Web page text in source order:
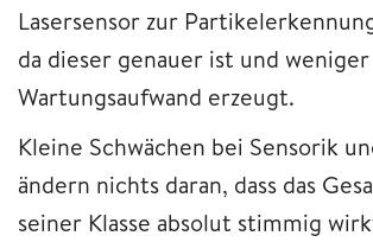
Lasersensor zur
da dieser genauer ist und weniger
Wartungsaufwand erzeugt.
Kleine Schwächen bei Sensorik
ändern nichts daran, dass das
seiner Klasse absolut stimmig